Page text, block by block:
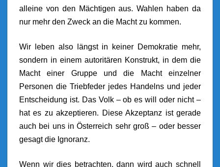
alleine von den Mächtigen aus. Wahlen haben da
nur mehr den Zweck an die Macht zu kommen.
Wir leben also längst in keiner Demokratie mehr,
sondern in einem autoritären Konstrukt, in dem die
Macht einer Gruppe und die Macht einzelner
Personen die Triebfeder jedes Handelns und jeder
Entscheidung ist. Das Volk – ob es will oder nicht –
hat es zu akzeptieren. Diese Akzeptanz ist gerade
auch bei uns in Österreich sehr groß – oder besser
gesagt die Ignoranz.
Wenn wir dies betrachten, dann wird auch schnell